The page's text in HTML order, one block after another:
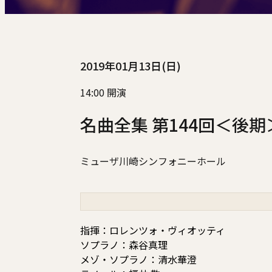
2019年01月13日(日)
14:00 開演
名曲全集 第144回＜後期
ミューザ川崎シンフォニーホール
指揮：ロレンツォ・ヴィオッティ
ソプラノ：森谷真理
メゾ・ソプラノ：清水華澄